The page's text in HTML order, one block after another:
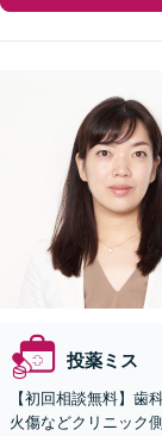
投薬ミス
【初回相談無料】歯
火傷などクリニック